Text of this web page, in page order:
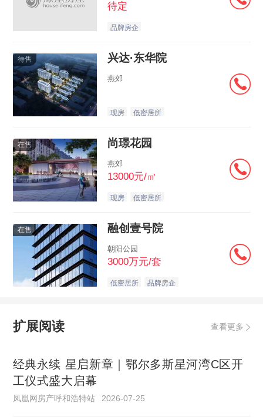
待定
品牌房企
待售 兴达·东华院
燕郊
现房 低密居所
在售 尚璟花园
燕郊
13000元/㎡
现房 低密居所
在售 融创壹号院
朝阳公园
3000万元/套
低密居所 品牌房企
扩展阅读 查看更多
经典永续 星启新章｜鄂尔多斯星河湾C区开
工仪式盛大启幕
凤凰网房产呼和浩特站 2026-07-25